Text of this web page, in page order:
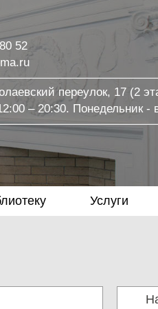
52
переулок, 17 (2
– 20:30. Понедельник -
Услуги